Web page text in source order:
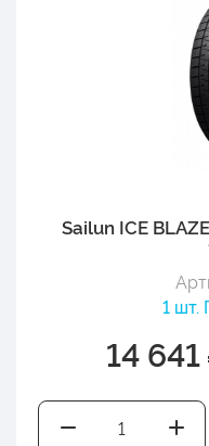
Sailun ICE
1 шт.
14